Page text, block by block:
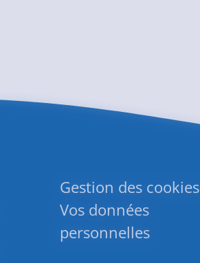
Gestion des cookies
Vos données
personnelles